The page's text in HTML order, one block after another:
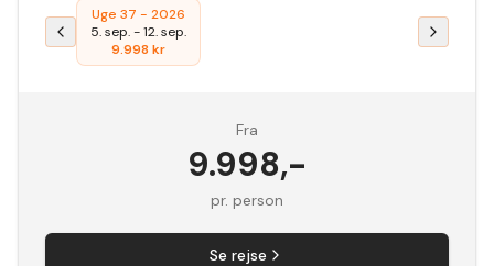
Uge 37 - 2026
5. sep.-12. sep.
9.998 kr
Fra
9.998,-
pr. person
Se rejse